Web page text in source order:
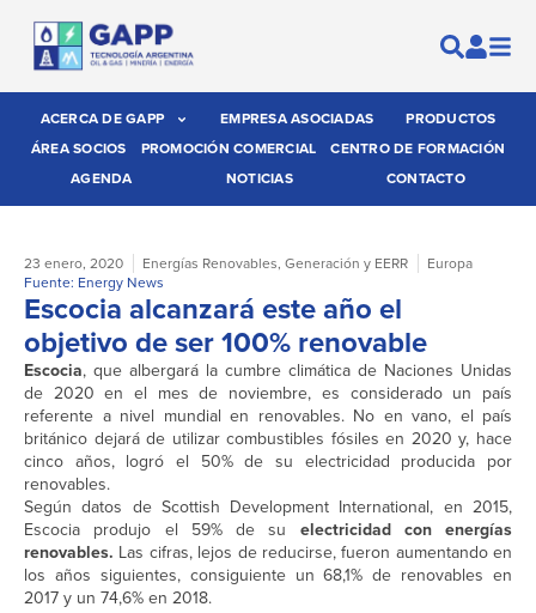
ACERCA DE GAPP EMPRESA ASOCIADAS
PRODUCTOS
ÁREA SOCIOS
PROMOCIÓN COMERCIAL
CENTRO DE FORMACIÓN
AGENDA
NOTICIAS CONTACTO
23 enero, 2020 Energías Renovables, Generación y EERR
Europa
Fuente: Energy News
Escocia alcanzará este año el
objetivo de ser 100% renovable
Escocia, que albergará la cumbre climática de Naciones Unidas
de 2020 en el mes de noviembre, es considerado un país
referente a nivel mundial en renovables. No en vano, el país
británico dejará de utilizar combustibles fósiles en 2020 y, hace
cinco años, logró el 50% de su electricidad producida por
renovables.
Según datos de Scottish Development International, en 2015,
Escocia produjo el 59% de su electricidad con energías
renovables. Las cifras, lejos de reducirse, fueron aumentando en
los años siguientes, consiguiente un 68,1% de renovables en
2017 y un 74,6% en 2018.